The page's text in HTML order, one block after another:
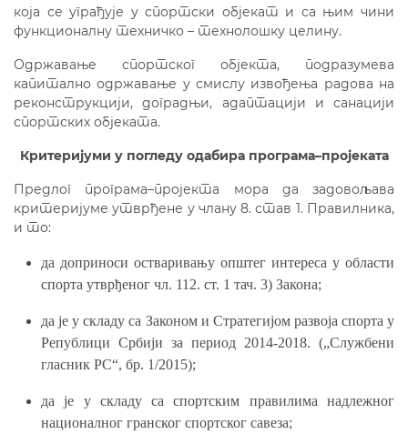
која се уграђује у спортски објекат и са њим чини
функционалну техничко – технолошку целину.
Одржавање спортског објекта, подразумева
капитално одржавање у смислу извођења радова на
реконструкцији, доградњи, адаптацији и санацији
спортских објеката.
Критеријуми у погледу одабира програма–пројеката
Предлог програма–пројекта мора да задовољава
критеријуме утврђене у члану 8. став 1. Правилника,
и то:
да доприноси остваривању општег интереса у области
спорта утврђеног чл. 11 2. ст. 1 тач. 3) Закона;
да је у складу са Законом и Стратегијом развоја спорта у
Републици Србији за период 2014-2018. („Службени
гласник РС“, бр. 1/2015);
да је у складу са спортским правилима надлежног
националног гранског спортског савеза;